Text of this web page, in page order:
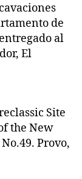
de
al
El
Site
the New
Provo,